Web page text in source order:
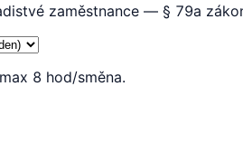
zaměstnance — § 79a
8 hod/směna.